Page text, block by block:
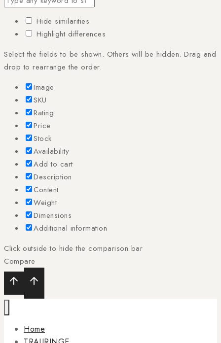
Hide similarities
Highlight differences
Select the fields to be shown. Others will be hidden. Drag and
drop to rearrange the order.
Image
SKU
Rating
Price
Stock
Availability
Add to cart
Description
Content
Weight
Dimensions
Additional information
Click outside to hide the comparison bar
Compare
Home